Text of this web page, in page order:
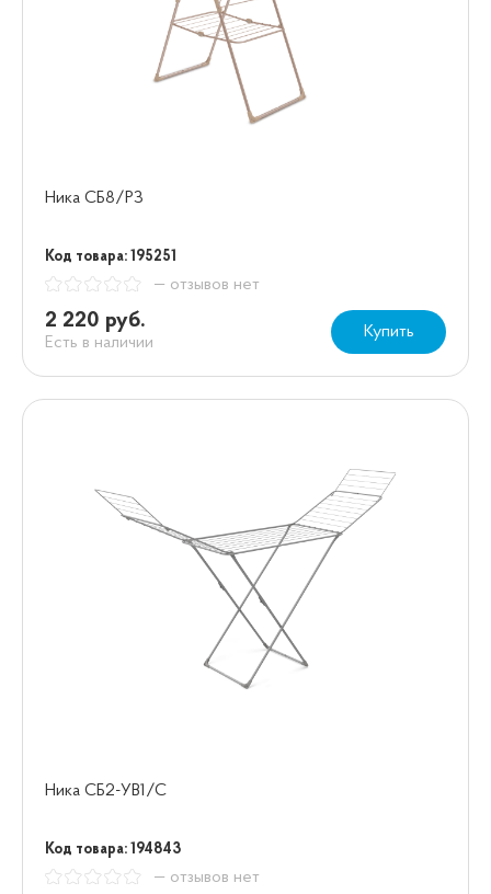
Ника СБ8/РЗ
Код товара: 195251
— отзывов нет
2 220 руб.
Есть в наличии
Купить
Ника СБ2-УВ1/С
Код товара: 194843
— отзывов нет